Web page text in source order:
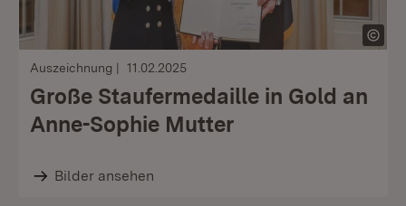
Auszeichnung 11.02.2025
Große Staufermedaille in Gold an
Anne-Sophie Mutter
Bilder ansehen